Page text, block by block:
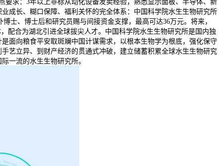
求：3年以上非标从动化设备发卖经验，熟悉显示面板、半导体、新
成长、糊口保障、福利关怀的完全体系：中国科学院水生生物研究所
士、博士后和研究员赐与间接资金支撑，最高可达36万元。将来，
配合为湖北引进全球拔尖人才。中国科学院水生生物研究所是国内独
面向粮食平安取斑斓中国计谋需求，以根本生物学为根底，强化保守
艺立异、到财产经济的贯通式冲破，建立储蓄积累全球水生生物研究
一流的水生生物研究所。